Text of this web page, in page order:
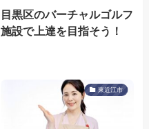
目黒区のバーチャルゴルフ
施設で上達を目指そう！
東近江市